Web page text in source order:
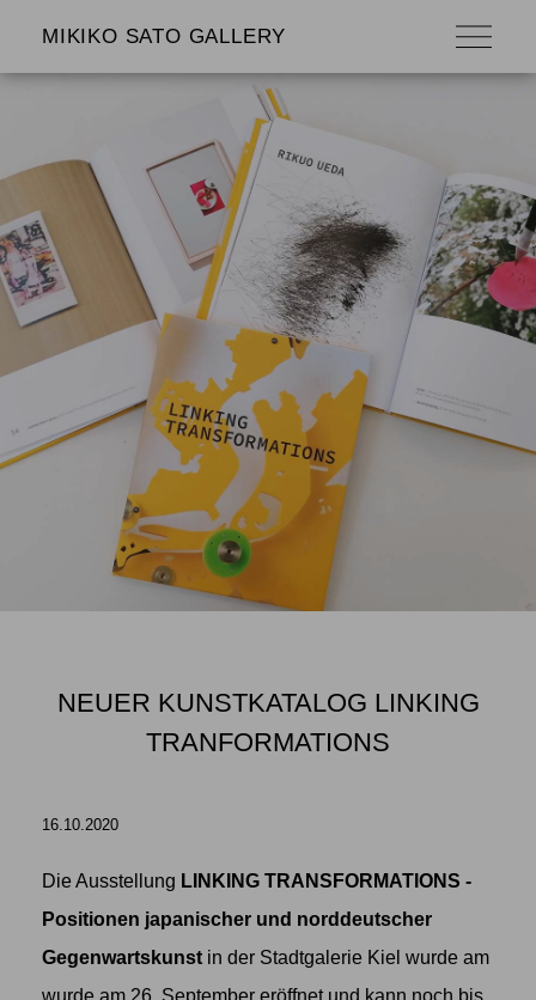
MIKIKO SATO GALLERY
NEUER KUNSTKATALOG LINKING
TRANFORMATIONS
16.10.2020
Die Ausstellung LINKING TRANSFORMATIONS -
Positionen japanischer und norddeutscher
Gegenwartskunst in der Stadtgalerie Kiel wurde am
wurde am 26. September eröffnet und kann noch bis